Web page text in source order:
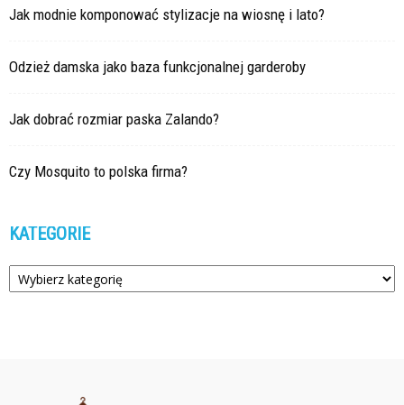
Jak modnie komponować stylizacje na wiosnę i lato?
Odzież damska jako baza funkcjonalnej garderoby
Jak dobrać rozmiar paska Zalando?
Czy Mosquito to polska firma?
KATEGORIE
Kategorie